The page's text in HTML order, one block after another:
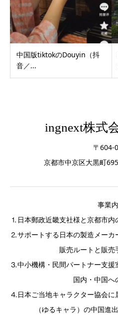
中国版tiktokのDouyin（抖
音／...
ingnext株式
〒604-
京都市中京区大黒町
事業
⒈日本郵政近畿支社様と京都市内
⒉サポートする日本の製造メーカ
販売ルートと販売
⒊中小機構・民間パートナー支援
国内・中国へ
⒋日本ご当地キャラクター協会に
（ゆるキャラ）の中国進